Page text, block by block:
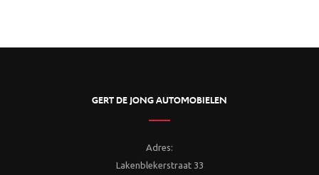
GERT DE JONG AUTOMOBIELEN
Adres:
Lakenblekerstraat 33